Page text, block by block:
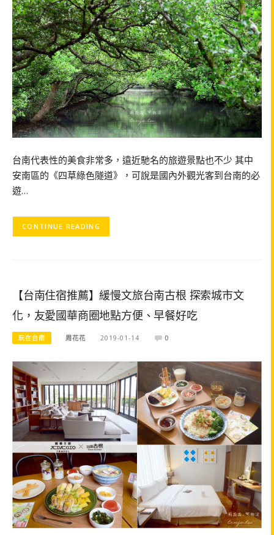
台南代表性的美食非常多，遠近馳名的旅遊景點也不少 其中
安南區的《四草綠色隧道》，可說是國內外觀光客到台南的必
遊…
CONTINUE READING
【台南住宿推薦】緩慢文旅台南古根 探索城市文
化，友愛國華商圈地點方便、早餐好吃
玩在台南 周花花 2019-01-14 0